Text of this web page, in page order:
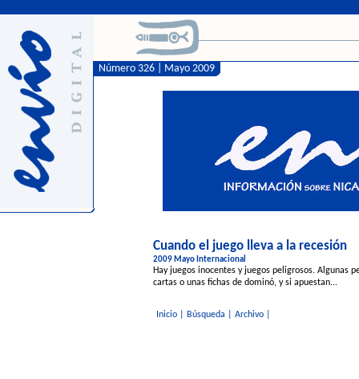
Número 326 | Mayo 2009
Cuando el juego lleva a la recesión
2009 Mayo Internacional
Hay juegos inocentes y juegos peligrosos. Algunas
cartas o unas fichas de dominó, y si apuestan...
Inicio| Búsqueda Archivo|